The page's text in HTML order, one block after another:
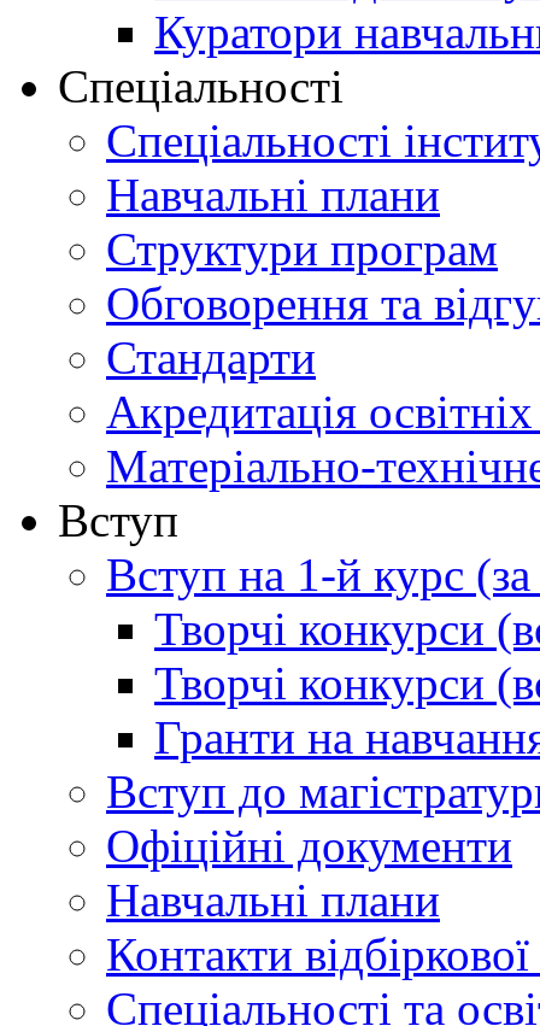
Куратори
Спеціальності
Спеціальності
Навчальні плани
Структури програм
Обговорення та
Стандарти
Акредитація
Матеріально-
Вступ
Вступ на 1-й курс
Творчі конкурси
Творчі конкурси
Гранти на
Вступ до
Офіційні документи
Навчальні плани
Контакти
Спеціальності та